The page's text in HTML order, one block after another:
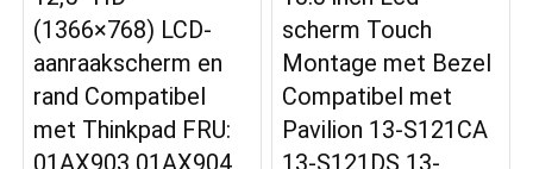
(1366×768) LCD-
aanraakscherm en
rand Compatibel
met Thinkpad FRU:
01AX903 01AX904
scherm Touch
Montage met Bezel
Compatibel met
Pavilion 13-S121CA
13-S121DS 13-